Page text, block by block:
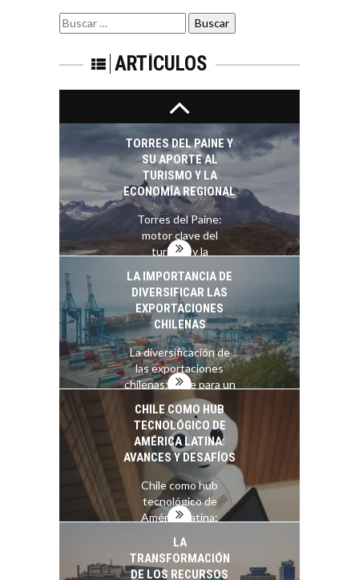
Buscar
por:
ARTÍCULOS
alternativas que
trascienden el
EL CRECIMIENTO DE
LOS SERVICIOS
EXPORTADOS DESDE
CHILE
El auge de las
servicios digitales en
Chile:…
TORRES DEL PAINE Y
SU APORTE AL
TURISMO Y LA
ECONOMÍA REGIONAL
Torres del Paine:
motor clave del
turismo y la
LA IMPORTANCIA DE
DIVERSIFICAR LAS
EXPORTACIONES
CHILENAS
La diversificación de
las exportaciones
chilenas: clave para un
crecimiento…
CHILE COMO HUB
TECNOLÓGICO DE
AMÉRICA LATINA:
AVANCES Y DESAFÍOS
Chile como hub
tecnológico de
América Latina:
LA
TRANSFORMACIÓN
DE LOS RECURSOS